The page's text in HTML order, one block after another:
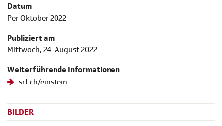
Datum
Per Oktober 2022
Publiziert am
Mittwoch, 24. August 2022
Weiterführende Informationen
srf.ch/einstein
BILDER